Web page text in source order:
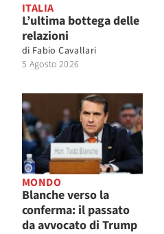
ITALIA
L’ultima bottega delle
relazioni
di Fabio Cavallari
5 Agosto 2026
MONDO
Blanche verso la
conferma: il passato
da avvocato di Trump